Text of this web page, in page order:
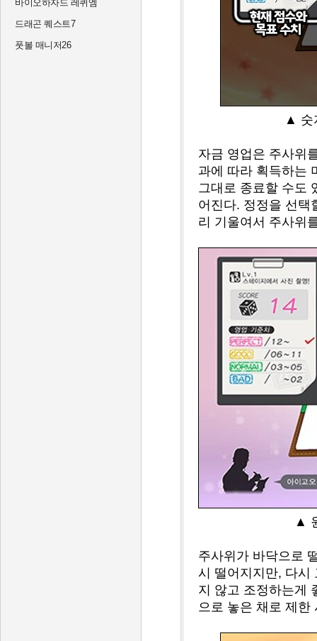
바이오하자드 레퀴엠
드래곤 퀘스트7
풋볼 매니저26
▲ 숫
자금 영업은 주사위
과에 따라 획득하는
그대로 종료할 수도
어진다. 정정을 선택
리 기울여서 주사위
▲
주사위가 바닥으로
시 떨어지지만, 다시
지 않고 조정하는게
으로 놓은 채로 제한